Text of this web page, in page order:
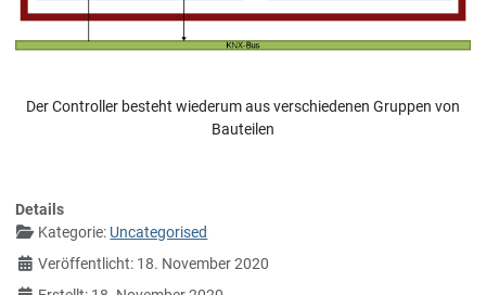
Der Controller besteht wiederum aus verschiedenen Gruppen von
Bauteilen
Details
Kategorie: Uncategorised
Veröffentlicht: 18. November 2020